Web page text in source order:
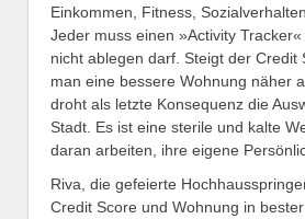
Einkommen, Fitness,
Jeder muss einen »Activity
nicht ablegen darf. Steigt der Credit
man eine bessere Wohnung näher
droht als letzte Konsequenz die
Stadt. Es ist eine sterile und kalte
daran arbeiten, ihre eigene
Riva, die gefeierte
Credit Score und Wohnung in